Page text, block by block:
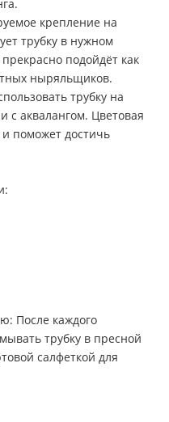
крепление на
трубку в нужном
подойдёт как
ныряльщиков.
трубку на
с аквалангом. Цветовая
поможет достичь
После каждого
трубку в пресной
салфеткой для